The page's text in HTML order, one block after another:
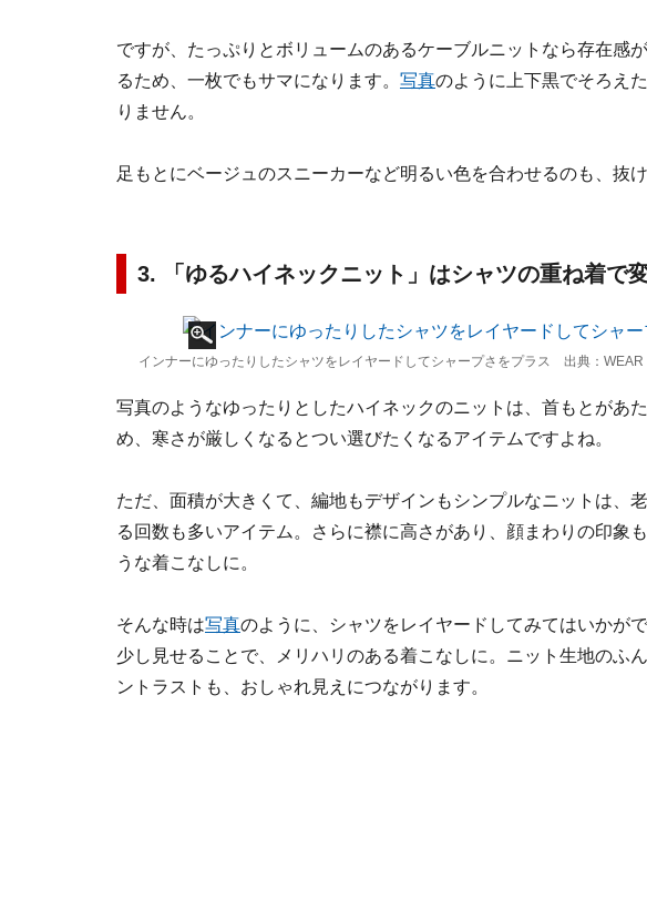
ですが、たっぷりとボリュームのあるケーブルニットなら存在感
るため、一枚でもサマになります。 写真のように上下黒でそろえ
りません。
足もとにベージュのスニーカーなど明るい色を合わせるのも、抜
3. 「ゆるハイネックニット」はシャツの重ね着で
インナーにゆったりしたシャツをレイヤードしてシャープさをプラス 出典：WEAR
写真のようなゆったりとしたハイネックのニットは、首もとがあ
め、寒さが厳しくなるとつい選びたくなるアイテムですよね。
ただ、面積が大きくて、編地もデザインもシンプルなニットは、
る回数も多いアイテム。さらに襟に高さがあり、顔まわりの印象
うな着こなしに。
そんな時は写真のように、シャツをレイヤードしてみてはいかが
少し見せることで、メリハリのある着こなしに。ニット生地のふ
ントラストも、おしゃれ見えにつながります。